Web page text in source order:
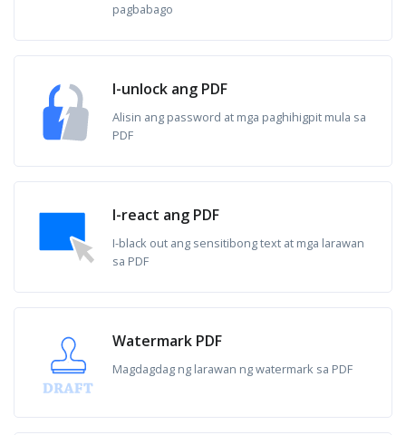
pagbabago
I-unlock ang PDF
Alisin ang password at mga paghihigpit mula sa
PDF
I-react ang PDF
I-black out ang sensitibong text at mga larawan
sa PDF
Watermark PDF
Magdagdag ng larawan ng watermark sa PDF